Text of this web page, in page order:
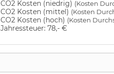
CO2 Kosten (niedrig) (Kosten
CO2 Kosten (mittel) (Kosten
CO2 Kosten (hoch) (Kosten
Jahressteuer: 78,- €